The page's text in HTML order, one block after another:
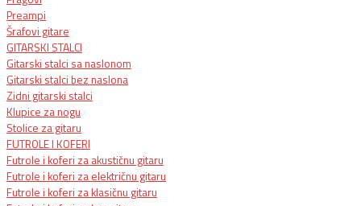
Preampi
Šrafovi gitare
GITARSKI STALCI
Gitarski stalci sa naslonom
Gitarski stalci bez naslona
Zidni gitarski stalci
Klupice za nogu
Stolice za gitaru
FUTROLE I KOFERI
Futrole i koferi za akustičnu gitaru
Futrole i koferi za električnu gitaru
Futrole i koferi za klasičnu gitaru